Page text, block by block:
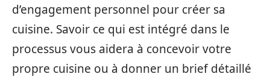
d’engagement personnel pour créer sa
cuisine. Savoir ce qui est intégré dans le
processus vous aidera à concevoir votre
propre cuisine ou à donner un brief détaillé